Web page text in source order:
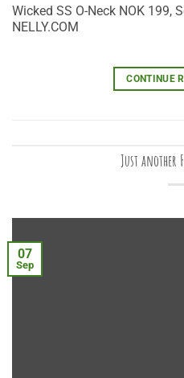
Wicked SS O-Neck NOK 199,
NELLY.COM
CONTINUE
Just another
07
Sep